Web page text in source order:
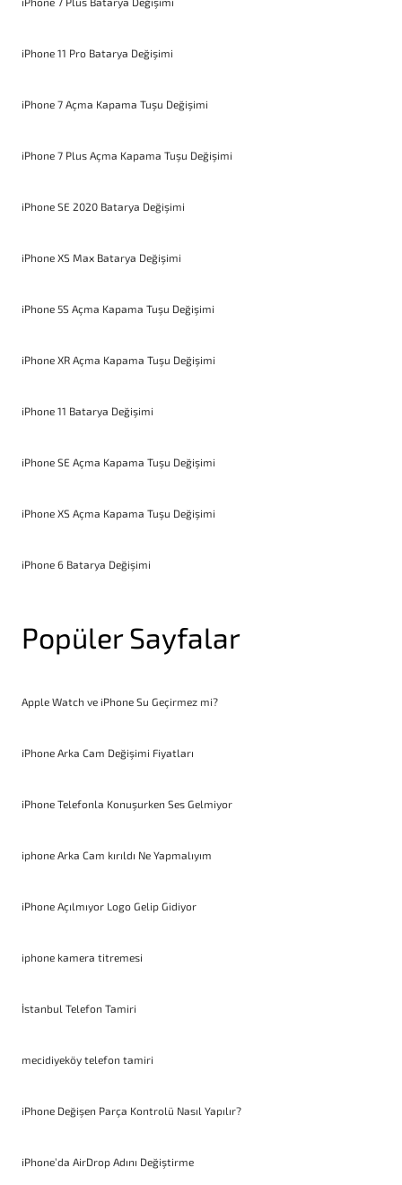
iPhone 11 Pro Batarya Değişimi
iPhone 7 Açma Kapama Tuşu Değişimi
iPhone 7 Plus Açma Kapama Tuşu Değişimi
iPhone SE 2020 Batarya Değişimi
iPhone XS Max Batarya Değişimi
iPhone 5S Açma Kapama Tuşu Değişimi
iPhone XR Açma Kapama Tuşu Değişimi
iPhone 11 Batarya Değişimi
iPhone SE Açma Kapama Tuşu Değişimi
iPhone XS Açma Kapama Tuşu Değişimi
iPhone 6 Batarya Değişimi
Popüler Sayfalar
Apple Watch ve iPhone Su Geçirmez mi?
iPhone Arka Cam Değişimi Fiyatları
iPhone Telefonla Konuşurken Ses Gelmiyor
iphone Arka Cam kırıldı Ne Yapmalıyım
iPhone Açılmıyor Logo Gelip Gidiyor
iphone kamera titremesi
İstanbul Telefon Tamiri
mecidiyeköy telefon tamiri
iPhone Değişen Parça Kontrolü Nasıl Yapılır?
iPhone’da AirDrop Adını Değiştirme